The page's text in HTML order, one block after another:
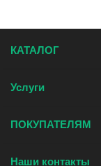
КАТАЛОГ
Услуги
ПОКУПАТЕЛЯМ
Наши контакты